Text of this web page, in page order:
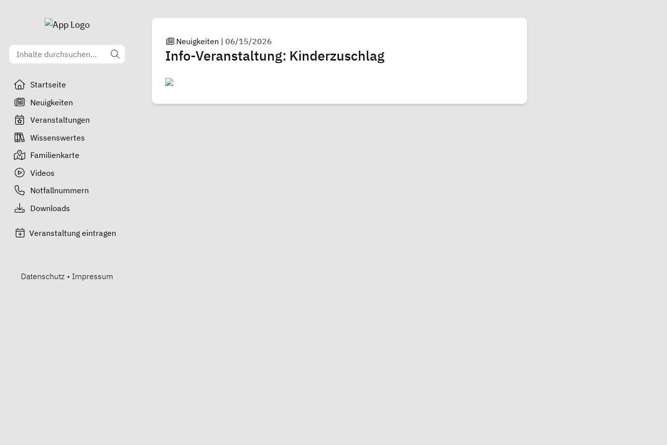
Startseite
Neuigkeiten
Veranstaltungen
Wissenswertes
Familienkarte
Videos
Notfallnummern
Downloads
Veranstaltung eintragen
Datenschutz • Impressum
Neuigkeiten |06/15/2026
Info-Veranstaltung: Kinderzuschlag